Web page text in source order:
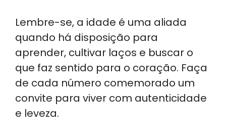
Lembre-se, a idade é uma aliada
quando há disposição para
aprender, cultivar laços e buscar o
que faz sentido para o coração. Faça
de cada número comemorado um
convite para viver com autenticidade
e leveza.